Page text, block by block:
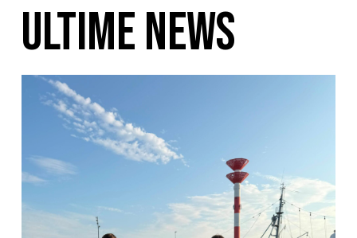
ULTIME NEWS